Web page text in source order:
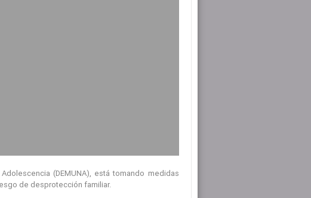
(DEMUNA), está tomando medidas
de desprotección familiar.